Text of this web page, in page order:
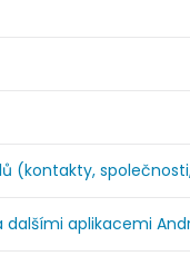
(kontakty,
dalšími aplikacemi